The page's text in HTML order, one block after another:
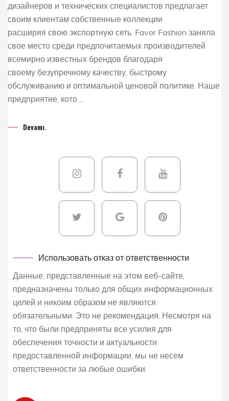
дизайнеров и технических специалистов предлагает
своим клиентам собственные коллекции
расширяя свою экспортную сеть. Favor Fashion заняла
свое место среди предпочитаемых производителей
всемирно известных брендов благодаря
своему безупречному качеству, быстрому
обслуживанию и оптимальной ценовой политике. Наше
предприятие, кото ...
Devamı.
Использовать отказ от ответственности
Данные, представленные на этом веб-сайте,
предназначены только для общих информационных
целей и никоим образом не являются
обязательными. Это не рекомендация. Несмотря на
то, что были предприняты все усилия для
обеспечения точности и актуальности
предоставленной информации, мы не несем
ответственности за любые ошибки.